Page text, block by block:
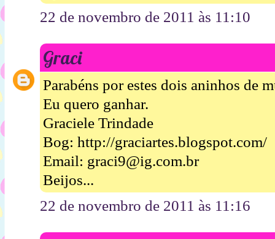
22 de novembro de 2011 às 11:10
Graci
Parabéns por estes dois aninhos de
Eu quero ganhar.
Graciele Trindade
Bog: http://graciartes.blogspot.com/
Email: graci9@ig.com.br
Beijos...
22 de novembro de 2011 às 11:16